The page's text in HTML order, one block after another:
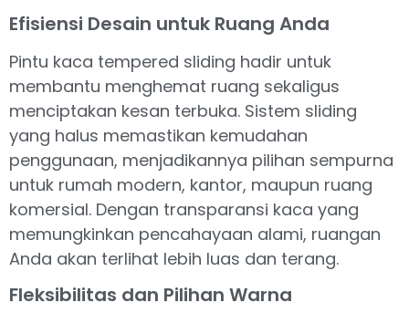
Efisiensi Desain untuk Ruang Anda
Pintu kaca tempered sliding hadir untuk
membantu menghemat ruang sekaligus
menciptakan kesan terbuka. Sistem sliding
yang halus memastikan kemudahan
penggunaan, menjadikannya pilihan sempurna
untuk rumah modern, kantor, maupun ruang
komersial. Dengan transparansi kaca yang
memungkinkan pencahayaan alami, ruangan
Anda akan terlihat lebih luas dan terang.
Fleksibilitas dan Pilihan Warna